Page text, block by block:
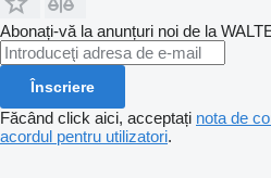
Abonați-vă la anunțuri noi de la
Înscriere
Făcând click aici, acceptați nota de
acordul pentru utilizatori.